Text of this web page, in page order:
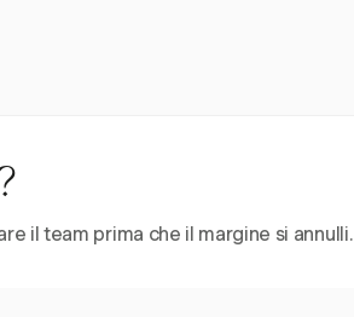
il team prima che il margine si annulli.